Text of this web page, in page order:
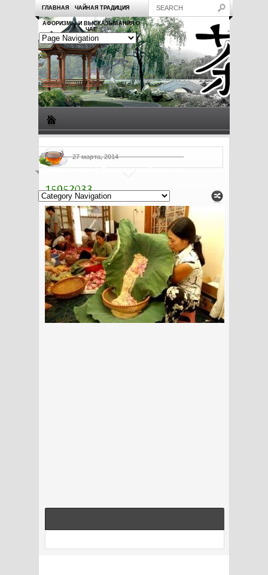
ГЛАВНАЯ ЧАЙНАЯ ТРАДИЦИЯ
АФОРИЗМЫ И ВЫСКАЗЫВАНИЯ О
ЧАЕ
Рецепты с чаем Полезные свойства чая
27 марта, 2014
15952033